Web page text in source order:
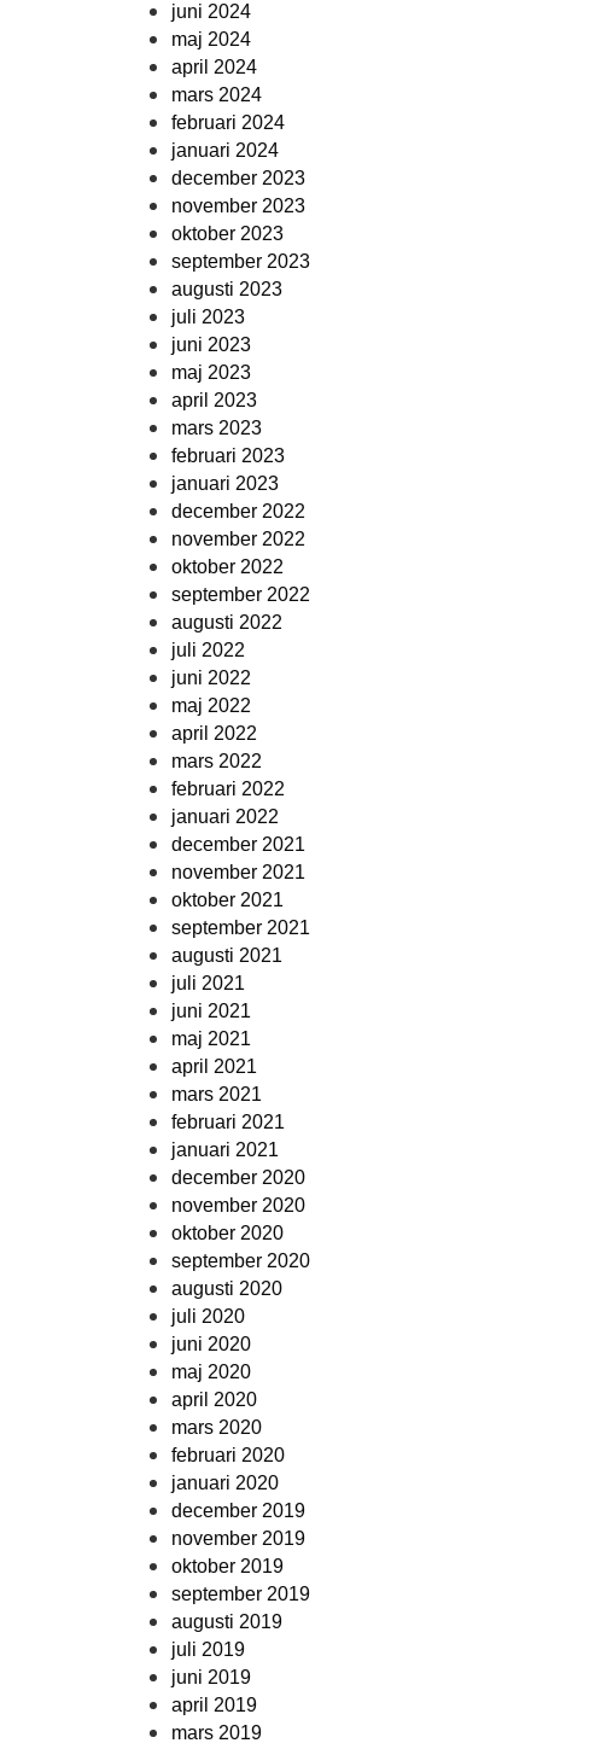
juni 2024
maj 2024
april 2024
mars 2024
februari 2024
januari 2024
december 2023
november 2023
oktober 2023
september 2023
augusti 2023
juli 2023
juni 2023
maj 2023
april 2023
mars 2023
februari 2023
januari 2023
december 2022
november 2022
oktober 2022
september 2022
augusti 2022
juli 2022
juni 2022
maj 2022
april 2022
mars 2022
februari 2022
januari 2022
december 2021
november 2021
oktober 2021
september 2021
augusti 2021
juli 2021
juni 2021
maj 2021
april 2021
mars 2021
februari 2021
januari 2021
december 2020
november 2020
oktober 2020
september 2020
augusti 2020
juli 2020
juni 2020
maj 2020
april 2020
mars 2020
februari 2020
januari 2020
december 2019
november 2019
oktober 2019
september 2019
augusti 2019
juli 2019
juni 2019
april 2019
mars 2019